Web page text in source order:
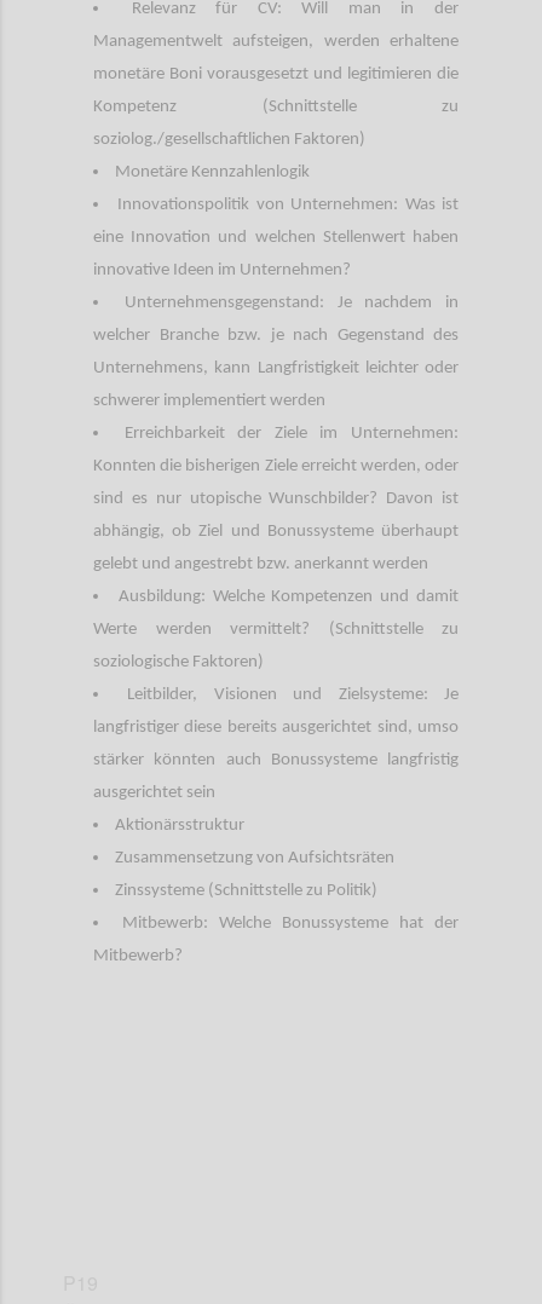
Relevanz für CV: Will man in der
Managementwelt aufsteigen, werden erhaltene
monetäre Boni vorausgesetzt und legitimieren die
Kompetenz (Schnittstelle zu
soziolog./gesellschaftlichen Faktoren)
Monetäre Kennzahlenlogik
Innovationspolitik von Unternehmen: Was ist
eine Innovation und welchen Stellenwert haben
innovative Ideen im Unternehmen?
Unternehmensgegenstand: Je nachdem in
welcher Branche bzw. je nach Gegenstand des
Unternehmens, kann Langfristigkeit leichter oder
schwerer implementiert werden
Erreichbarkeit der Ziele im Unternehmen:
Konnten die bisherigen Ziele erreicht werden, oder
sind es nur utopische Wunschbilder? Davon ist
abhängig, ob Ziel und Bonussysteme überhaupt
gelebt und angestrebt bzw. anerkannt werden
Ausbildung: Welche Kompetenzen und damit
Werte werden vermittelt? (Schnittstelle zu
soziologische Faktoren)
Leitbilder, Visionen und Zielsysteme: Je
langfristiger diese bereits ausgerichtet sind, umso
stärker könnten auch Bonussysteme langfristig
ausgerichtet sein
Aktionärsstruktur
Zusammensetzung von Aufsichtsräten
Zinssysteme (Schnittstelle zu Politik)
Mitbewerb: Welche Bonussysteme hat der
Mitbewerb?